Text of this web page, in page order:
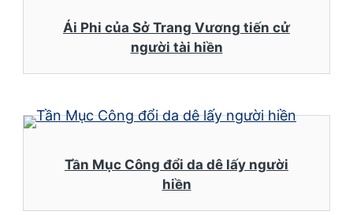
Ái Phi của Sở Trang Vương tiến cử
người tài hiền
Tần Mục Công đổi da dê lấy người
hiền